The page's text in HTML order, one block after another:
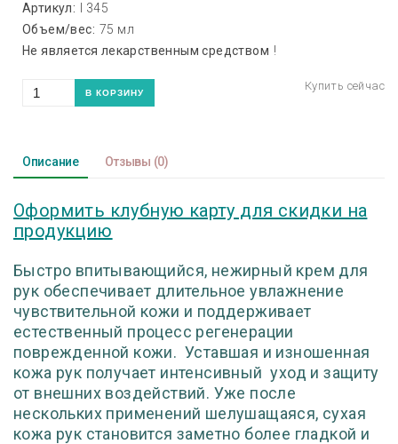
Артикул:
I 345
Объем/вес: 75 мл
Не является лекарственным средством !
Описание Отзывы (0)
Оформить клубную карту для скидки на
продукцию
Быстро впитывающийся, нежирный крем для
рук обеспечивает длительное увлажнение
чувствительной кожи и поддерживает
естественный процесс регенерации
поврежденной кожи. Уставшая и изношенная
кожа рук получает интенсивный уход и защиту
от внешних воздействий. Уже после
нескольких применений шелушащаяся, сухая
кожа рук становится заметно более гладкой и